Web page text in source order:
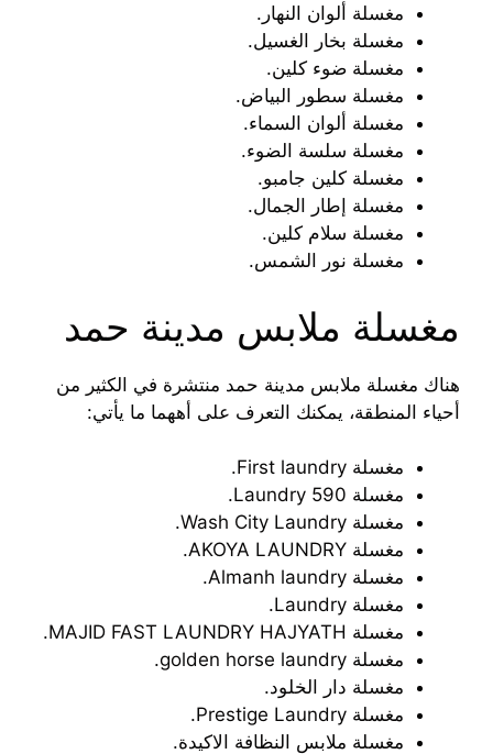
مغسلة ألوان النهار.
مغسلة بخار الغسيل.
مغسلة ضوء كلين.
مغسلة سطور البياض.
مغسلة ألوان السماء.
مغسلة سلسة الضوء.
مغسلة كلين جامبو.
مغسلة إطار الجمال.
مغسلة سلام كلين.
مغسلة نور الشمس.
مغسلة ملابس مدينة حمد
هناك مغسلة ملابس مدينة حمد منتشرة في الكثير من
أحياء المنطقة، يمكنك التعرف على أههما ما يأتي:
مغسلة First laundry.
مغسلة 590 Laundry.
مغسلة Wash City Laundry.
مغسلة AKOYA LAUNDRY.
مغسلة Almanh laundry.
مغسلة Laundry.
مغسلة MAJID FAST LAUNDRY HAJYATH.
مغسلة golden horse laundry.
مغسلة دار الخلود.
مغسلة Prestige Laundry.
مغسلة ملابس النظافة الاكيدة.